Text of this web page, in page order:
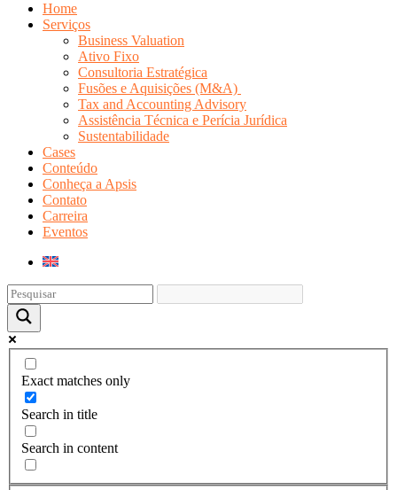
Home
Serviços
Business Valuation
Ativo Fixo
Consultoria Estratégica
Fusões e Aquisições (M&A)
Tax and Accounting Advisory
Assistência Técnica e Perícia Jurídica
Sustentabilidade
Cases
Conteúdo
Conheça a Apsis
Contato
Carreira
Eventos
Exact matches only
Search in title
Search in content